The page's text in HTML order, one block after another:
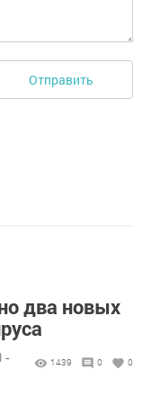
Отправить
два новых
-
1439 0 0